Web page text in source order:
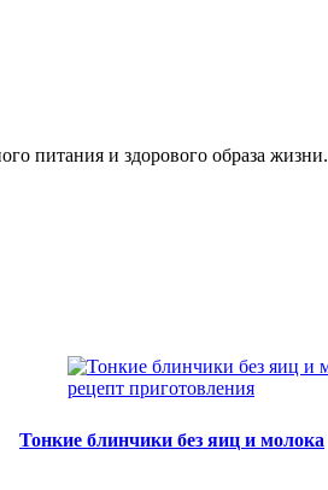
питания и здорового образа жизни.
Тонкие блинчики без яиц и молока